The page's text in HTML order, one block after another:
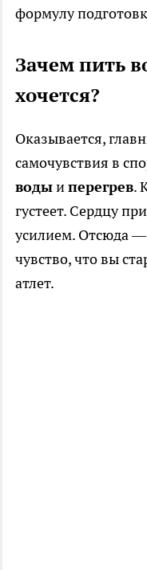
формулу
Зачем пить
хочется?
Оказывается,
самочувствия в
водыиперегрев.
густеет. Сердцу
усилием. Отсюда
чувство, что вы
атлет.